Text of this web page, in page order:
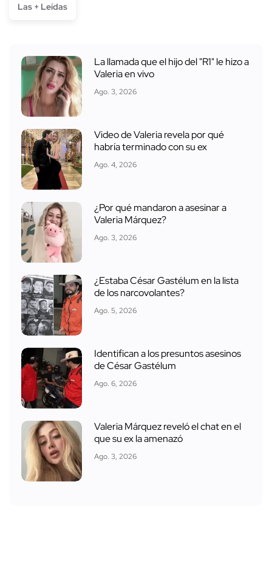
Las + Leídas
La llamada que el hijo del "R1" le hizo a
Valeria en vivo
Ago. 3, 2026
Video de Valeria revela por qué
habría terminado con su ex
Ago. 4, 2026
¿Por qué mandaron a asesinar a
Valeria Márquez?
Ago. 3, 2026
¿Estaba César Gastélum en la lista
de los narcovolantes?
Ago. 5, 2026
Identifican a los presuntos asesinos
de César Gastélum
Ago. 6, 2026
Valeria Márquez reveló el chat en el
que su ex la amenazó
Ago. 3, 2026